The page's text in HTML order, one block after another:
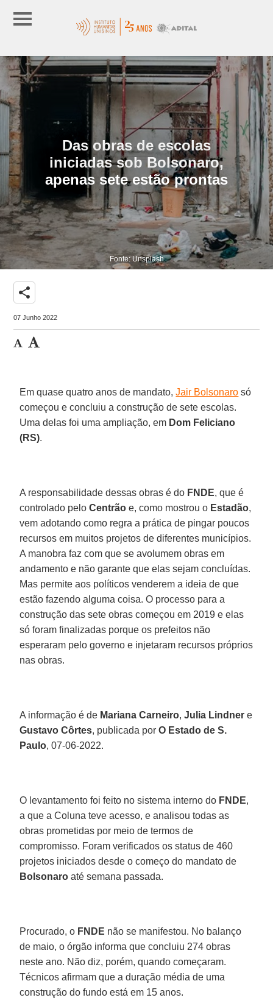
Das obras de escolas
iniciadas sob Bolsonaro,
apenas sete estão prontas
Fonte: Unsplash
share
07 Junho 2022
Em quase quatro anos de mandato,Jair Bolsonaro só
começou e concluiu a construção de sete escolas.
Uma delas foi uma ampliação, em Dom Feliciano
(RS).
A responsabilidade dessas obras é do FNDE, que é
controlado peloCentrão e, como mostrou o Estadão,
vem adotando como regra a prática de pingar poucos
recursos em muitos projetos de diferentes municípios.
A manobra faz com que se avolumem obras em
andamento e não garante que elas sejam concluídas.
Mas permite aos políticos venderem a ideia de que
estão fazendo alguma coisa. O processo para a
construção das sete obras começou em 2019 e elas
só foram finalizadas porque os prefeitos não
esperaram pelo governo e injetaram recursos próprios
nas obras.
A informação é de Mariana Carneiro,Julia Lindner e
Gustavo Côrtes, publicada porO Estado de S.
Paulo, 07-06-2022.
O levantamento foi feito no sistema interno do FNDE,
a que a Coluna teve acesso, e analisou todas as
obras prometidas por meio de termos de
compromisso. Foram verificados os status de 460
projetos iniciados desde o começo do mandato de
Bolsonaro até semana passada.
Procurado, o FNDE não se manifestou. No balanço
de maio, o órgão informa que concluiu 274 obras
neste ano. Não diz, porém, quando começaram.
Técnicos afirmam que a duração média de uma
construção do fundo está em 15 anos.